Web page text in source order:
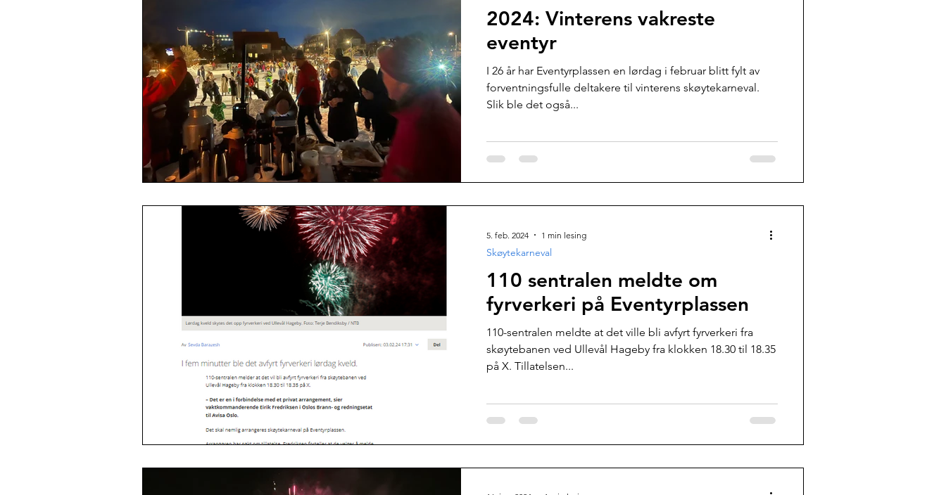
2024: Vinterens vakreste
eventyr
I 26 år har Eventyrplassen en lørdag i februar blitt fylt av
forventningsfulle deltakere til vinterens skøytekarneval.
Slik ble det også...
110 sentralen meldte om
fyrverkeri på Eventyrplassen
110-sentralen meldte at det ville bli avfyrt fyrverkeri fra
skøytebanen ved Ullevål Hageby fra klokken 18.30 til 18.35
på X. Tillatelsen...
Skøytekarneval
5. feb. 2024 1 min lesing